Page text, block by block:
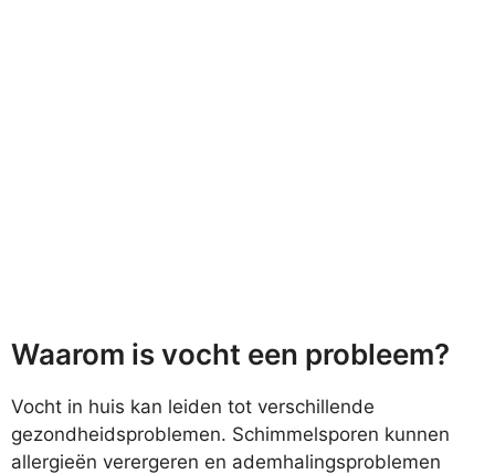
Waarom is vocht een probleem?
Vocht in huis kan leiden tot verschillende
gezondheidsproblemen. Schimmelsporen kunnen
allergieën verergeren en ademhalingsproblemen